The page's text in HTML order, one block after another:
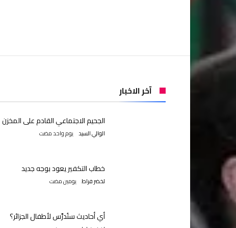
آخر الاخبار
الجحيم الاجتماعي القادم على المخزن
الوالي السيد ‫‫‫‏‫يوم واحد مضت‬
خطاب التكفير يعود بوجه جديد
لخضر فراط ‫‫‫‏‫يومين مضت‬
أي أحاديث ستُدرَّس لأطفال الجزائر؟